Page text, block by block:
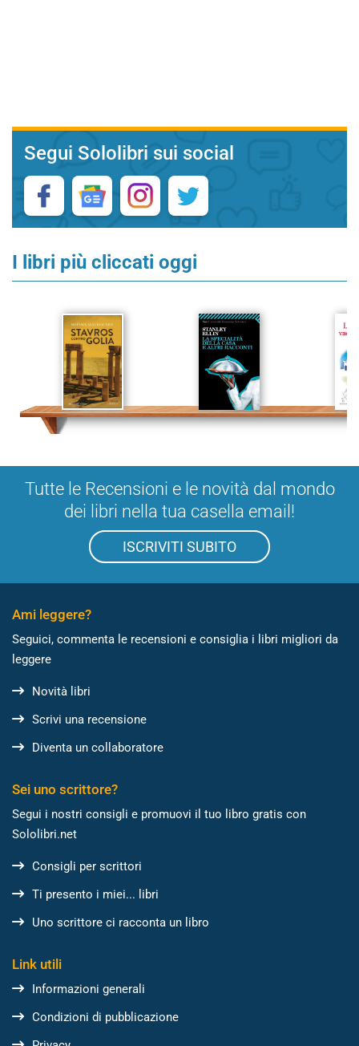
Segui Sololibri sui social
I libri più cliccati oggi
Tutte le Recensioni e le novità dal mondo
dei libri nella tua casella email!
ISCRIVITI SUBITO
Ami leggere?
Seguici, commenta le recensioni e consiglia i libri migliori da
leggere
Novità libri
Scrivi una recensione
Diventa un collaboratore
Sei uno scrittore?
Segui i nostri consigli e promuovi il tuo libro gratis con
Sololibri.net
Consigli per scrittori
Ti presento i miei... libri
Uno scrittore ci racconta un libro
Link utili
Informazioni generali
Condizioni di pubblicazione